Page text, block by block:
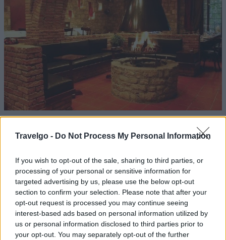
Travelgo - Do Not Process My Personal Information
If you wish to opt-out of the sale, sharing to third parties, or
processing of your personal or sensitive information for
targeted advertising by us, please use the below opt-out
section to confirm your selection. Please note that after your
opt-out request is processed you may continue seeing
interest-based ads based on personal information utilized by
us or personal information disclosed to third parties prior to
your opt-out. You may separately opt-out of the further
Φαγοπότισερβίρει παραδοσιακή κουζίνα της περιοχής,
αλλά και πιο δημιουργικές γεύσεις. Τοπικές πρώτες ύλες
δημιουργούν νόστιμα και ιδιαίτερα πιάτα, με έμφαση
στην τοπική γαστρονομία της λίμνης Πλαστήρα. Μία
από τις σπεσιαλιτέ του εστιατορίου είναι το
αγριογούρουνο με δαμάσκηνα και κάστανα, που